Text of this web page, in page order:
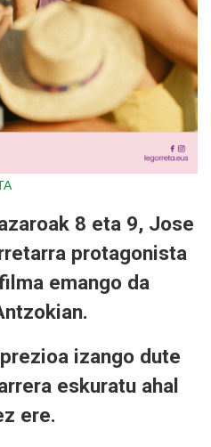
8 eta 9, Jose
protagonista
emango da
izango dute
eskuratu ahal
ere.